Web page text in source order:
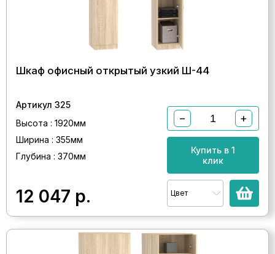
Шкаф офисный открытый узкий Ш-44
Артикул 325
Высота : 1920мм
Ширина : 355мм
Глубина : 370мм
12 047 р.
− +
Купить в 1
клик
Цвет